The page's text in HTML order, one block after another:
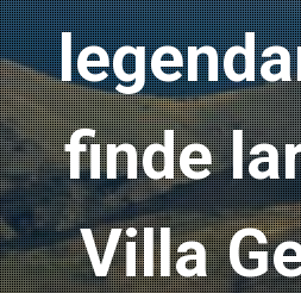
finde
Villa